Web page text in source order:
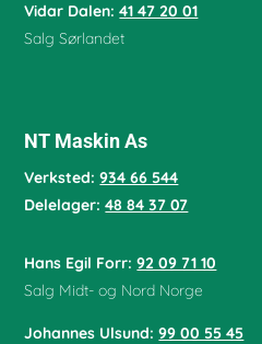
Vidar Dalen: 41 47 20 01
Salg Sørlandet
NT Maskin As
Verksted:934 66 544
Delelager:48 84 37 07
Hans Egil Forr:92 09 71 10
Salg Midt- og Nord Norge
Johannes Ulsund:99 00 55 45